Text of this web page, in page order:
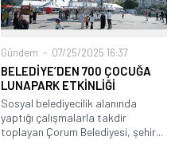
Gündem 07/25/2025 16:37
BELEDİYE’DEN 700 ÇOCUĞA
LUNAPARK ETKİNLİĞİ
Sosyal belediyecilik alanında
yaptığı çalışmalarla takdir
toplayan Çorum Belediyesi, şehir...